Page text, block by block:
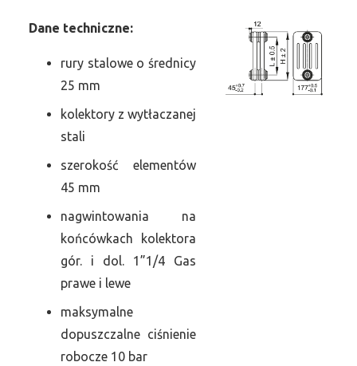
Dane techniczne:
rury stalowe o średnicy
25 mm
kolektory z wytłaczanej
stali
szerokość elementów
45 mm
nagwintowania na
końcówkach kolektora
gór. i dol. 1”1/4 Gas
prawe i lewe
maksymalne
dopuszczalne ciśnienie
robocze 10 bar